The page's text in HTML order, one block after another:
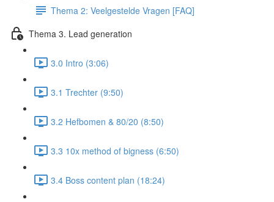
Thema 2: Veelgestelde Vragen [FAQ]
Thema 3. Lead generation
3.0 Intro (3:06)
3.1 Trechter (9:50)
3.2 Hefbomen & 80/20 (8:50)
3.3 10x method of bigness (6:50)
3.4 Boss content plan (18:24)